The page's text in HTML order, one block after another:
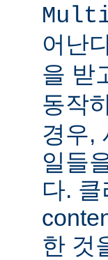
어난
을 받
동작
경우,
일들
다.
한 것